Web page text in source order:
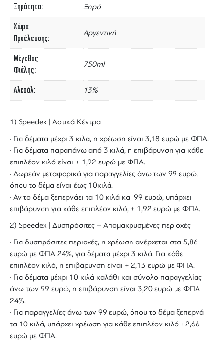
Ξηρότητα Ξηρό
Χώρα
Προέλευσης
Αργεντινή
Μέγεθος
Φιάλης
750ml
Αλκοόλ 13%
1) Speedex | Αστικά Κέντρα
· Για δέματα μέχρι 3 κιλά, η χρέωση είναι 3,18 ευρώ με ΦΠΑ.
· Για δέματα παραπάνω από 3 κιλά, η επιβάρυνση για κάθε
επιπλέον κιλό είναι + 1,92 ευρώ με ΦΠΑ.
· Δωρεάν μεταφορικά για παραγγελίες άνω των 99 ευρώ,
όπου το δέμα είναι έως 10κιλά.
· Αν το δέμα ξεπερνάει τα 10 κιλά και 99 ευρώ, υπάρχει
επιβάρυνση για κάθε επιπλέον κιλό, + 1,92 ευρώ με ΦΠΑ.
2) Speedex | Δυσπρόσιτες – Απομακρυσμένες περιοχές
· Για δυσπρόσιτες περιοχές, η χρέωση ανέρχεται στα 5,86
ευρώ με ΦΠΑ 24%, για δέματα μέχρι 3 κιλά. Για κάθε
επιπλέον κιλό, η επιβάρυνση είναι + 2,13 ευρώ με ΦΠΑ.
· Για δέματα μέχρι 10 κιλά καλάθι και σύνολο παραγγελίας
άνω των 99 ευρώ, η επιβάρυνση είναι 3,20 ευρώ με ΦΠΑ
24%.
· Για παραγγελίες άνω των 99 ευρώ, όπου το δέμα ξεπερνά
τα 10 κιλά, υπάρχει χρέωση για κάθε επιπλέον κιλό +2,66
ευρώ με ΦΠΑ.